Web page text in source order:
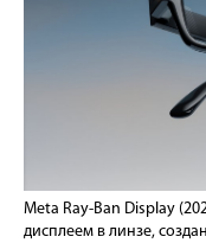
Meta Ray-Ban Display
дисплеем в линзе,